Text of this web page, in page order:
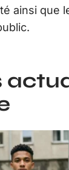
ainsi que